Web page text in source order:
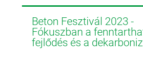
Beton Fesztivál 2023 -
Fókuszban a
fejlődés és a